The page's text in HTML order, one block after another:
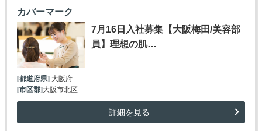
カバーマーク
7月16日入社募集【大阪梅田/美容部
員】理想の肌…
[都道府県] 大阪府
[市区郡] 大阪市北区
詳細を見る